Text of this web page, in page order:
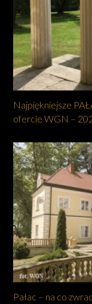
Najpiękniejsze
ofercie WGN –
Pałac – na co